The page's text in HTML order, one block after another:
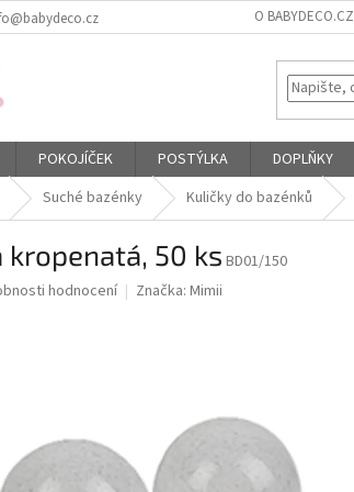
O BABYDECO.CZ
POKOJÍČEK POSTÝLKA DOPLŇKY
Suché bazénky Kuličky do bazénků
kropenatá, 50 ks BD01/150
hodnocení Značka: Mimii